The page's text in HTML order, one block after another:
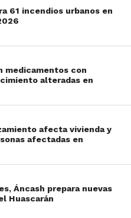
61 incendios urbanos en
medicamentos con
alteradas en
afecta vivienda y
afectadas en
Áncash prepara nuevas
Huascarán